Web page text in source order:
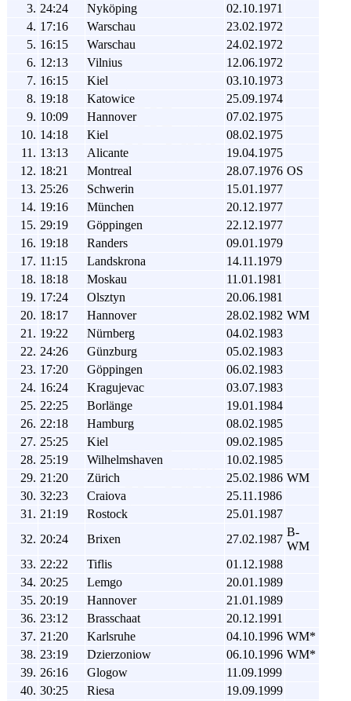
3. 24:24 Nyköping
02.10.1971
4. 17:16 Warschau
23.02.1972
5. 16:15 Warschau
24.02.1972
6. 12:13 Vilnius
12.06.1972
7. 16:15 Kiel
03.10.1973
8. 19:18 Katowice
25.09.1974
9. 10:09 Hannover
07.02.1975
10. 14:18 Kiel
08.02.1975
11. 13:13 Alicante
19.04.1975
12. 18:21 Montreal 28.07.1976 OS
13. 25:26 Schwerin
15.01.1977
14. 19:16 München
20.12.1977
15. 29:19 Göppingen
22.12.1977
16. 19:18 Randers
09.01.1979
17. 11:15 Landskrona
14.11.1979
18. 18:18 Moskau
11.01.1981
19. 17:24 Olsztyn
20.06.1981
20. 18:17 Hannover 28.02.1982 WM
21. 19:22 Nürnberg
04.02.1983
22. 24:26 Günzburg
05.02.1983
23. 17:20 Göppingen
06.02.1983
24. 16:24 Kragujevac
03.07.1983
25. 22:25 Borlänge
19.01.1984
26. 22:18 Hamburg
08.02.1985
27. 25:25 Kiel
09.02.1985
28. 25:19 Wilhelmshaven
10.02.1985
29. 21:20 Zürich 25.02.1986 WM
30. 32:23 Craiova
25.11.1986
31. 21:19 Rostock
25.01.1987
32. 20:24 Brixen 27.02.1987
B-
WM
33. 22:22 Tiflis
01.12.1988
34. 20:25 Lemgo
20.01.1989
35. 20:19 Hannover
21.01.1989
36. 23:12 Brasschaat
20.12.1991
37. 21:20 Karlsruhe 04.10.1996 WM*
38. 23:19 Dzierzoniow 06.10.1996 WM*
39. 26:16 Glogow
11.09.1999
40. 30:25 Riesa
19.09.1999